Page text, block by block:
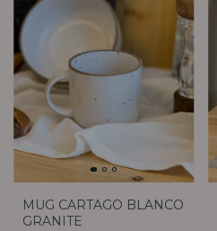
MUG CARTAGO BLANCO
GRANITE